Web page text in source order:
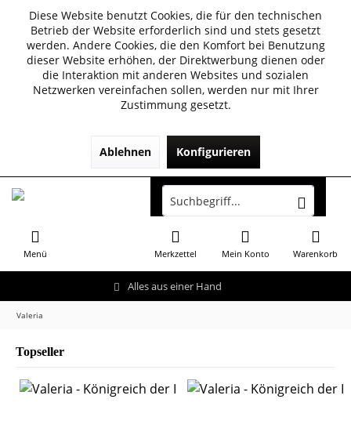
Diese Website benutzt Cookies, die für den technischen
Betrieb der Website erforderlich sind und stets gesetzt
werden. Andere Cookies, die den Komfort bei Benutzung
dieser Website erhöhen, der Direktwerbung dienen oder
die Interaktion mit anderen Websites und sozialen
Netzwerken vereinfachen sollen, werden nur mit Ihrer
Zustimmung gesetzt.
Ablehnen Konfigurieren
Alles aus einer Hand
Menü Warenkorb
Merkzettel Mein Konto
Valeria
Topseller